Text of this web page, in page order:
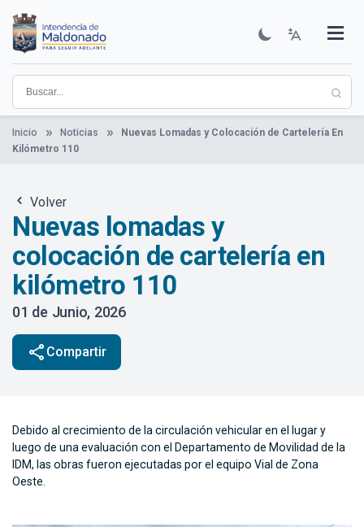
contenido
principal
Institucional
Municipios
Descubre Maldonado
Comunicación
Servicios
Guía De Trámites
Ver Noticias
Inicio Noticias
Nuevas Lomadas y Colocación de Cartelería En
Kilómetro 110
Volver
Nuevas lomadas y
colocación de cartelería en
kilómetro 110
01 de Junio, 2026
share Compartir
Debido al crecimiento de la circulación vehicular en el lugar y
luego de una evaluación con el Departamento de Movilidad de la
IDM, las obras fueron ejecutadas por el equipo Vial de Zona
Oeste.